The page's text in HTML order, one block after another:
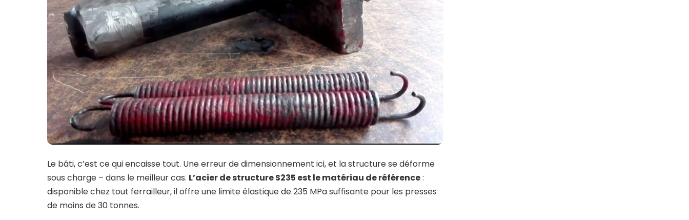
Le bâti, c’est ce qui encaisse tout. Une erreur de dimensionnement ici, et la structure se déforme
sous charge – dans le meilleur cas. L’acier de structure S235 est le matériau de référence:
disponible chez tout ferrailleur, il offre une limite élastique de 235 MPa suffisante pour les presses
de moins de 30 tonnes.